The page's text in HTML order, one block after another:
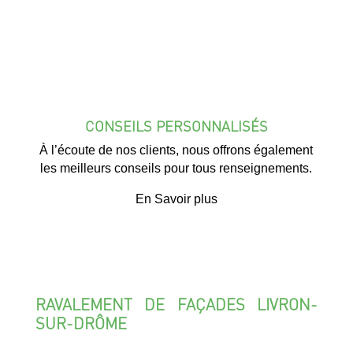
CONSEILS PERSONNALISÉS
À l’écoute de nos clients, nous offrons également
les meilleurs conseils pour tous renseignements.
En Savoir plus
RAVALEMENT DE FAÇADES LIVRON-
SUR-DRÔME